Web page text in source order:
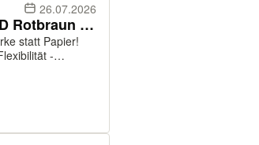
26.07.2026
Lagerware Trapezblech 19-210 DACH&WAND Rotbraun Länge: 2 - 5 m
statt Papier!
-